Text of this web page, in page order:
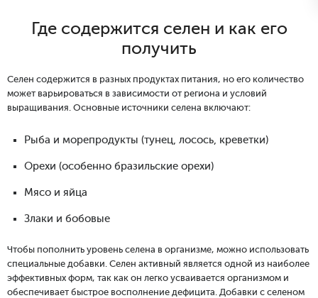
Где содержится селен и как его
получить
Селен содержится в разных продуктах питания, но его количество
может варьироваться в зависимости от региона и условий
выращивания. Основные источники селена включают:
Рыба и морепродукты (тунец, лосось, креветки)
Орехи (особенно бразильские орехи)
Мясо и яйца
Злаки и бобовые
Чтобы пополнить уровень селена в организме, можно использовать
специальные добавки. Селен активный является одной из наиболее
эффективных форм, так как он легко усваивается организмом и
обеспечивает быстрое восполнение дефицита. Добавки с селеном